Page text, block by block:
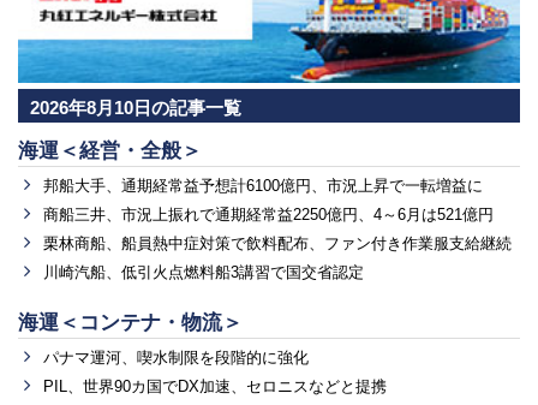
2026年8月10日の記事一覧
海運＜経営・全般＞
邦船大手、通期経常益予想計6100億円、市況上昇で一転増益に
商船三井、市況上振れで通期経常益2250億円、4～6月は521億円
栗林商船、船員熱中症対策で飲料配布、ファン付き作業服支給継続
川崎汽船、低引火点燃料船3講習で国交省認定
海運＜コンテナ・物流＞
パナマ運河、喫水制限を段階的に強化
PIL、世界90カ国でDX加速、セロニスなどと提携